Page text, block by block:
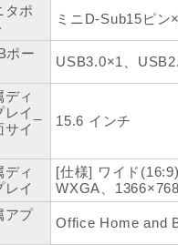
タポ
ミニD-Sub15ピン
ポー
USB3.0×1、
ディ
イ_
サイ
15.6 インチ
ディ
レイ
[仕様] ワイド
WXGA、
アプ
Office Home and